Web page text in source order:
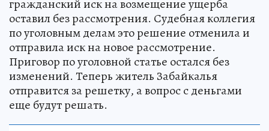
гражданский иск на возмещение ущерба
оставил без рассмотрения. Судебная коллегия
по уголовным делам это решение отменила и
отправила иск на новое рассмотрение.
Приговор по уголовной статье остался без
изменений. Теперь житель Забайкалья
отправится за решетку, а вопрос с деньгами
еще будут решать.